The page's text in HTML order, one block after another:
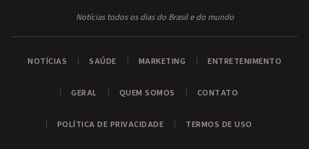
Notícias todos os dias do Brasil e do mundo
NOTÍCIAS SAÚDE MARKETING ENTRETENIMENTO
GERAL QUEM SOMOS CONTATO
POLÍTICA DE PRIVACIDADE TERMOS DE USO